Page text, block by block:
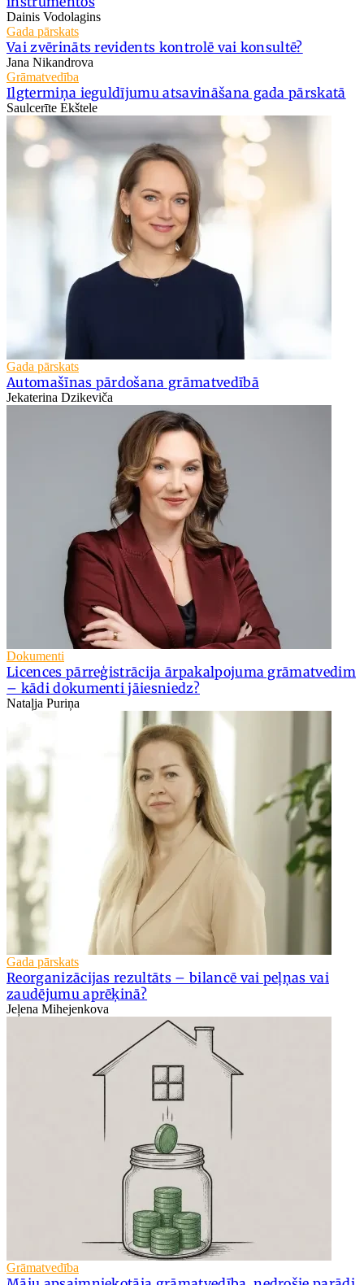
Dainis Vodolagins
Gada pārskats
Vai zvērināts revidents kontrolē vai konsultē?
Jana Nikandrova
Grāmatvedība
Ilgtermiņa ieguldījumu atsavināšana gada pārskatā
Saulcerīte Ekštele
Gada pārskats
Automašīnas pārdošana grāmatvedībā
Jekaterina Dzikeviča
Dokumenti
Licences pārreģistrācija ārpakalpojuma grāmatvedim
– kādi dokumenti jāiesniedz?
Nataļja Puriņa
Gada pārskats
Reorganizācijas rezultāts – bilancē vai peļņas vai
zaudējumu aprēķinā?
Jeļena Mihejenkova
Grāmatvedība